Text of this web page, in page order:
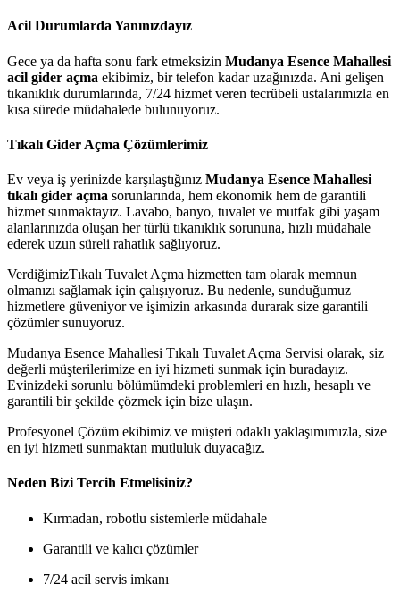
Acil Durumlarda Yanınızdayız
Gece ya da hafta sonu fark etmeksizin Mudanya Esence Mahallesi
acil gider açma ekibimiz, bir telefon kadar uzağınızda. Ani gelişen
tıkanıklık durumlarında, 7/24 hizmet veren tecrübeli ustalarımızla en
kısa sürede müdahalede bulunuyoruz.
Tıkalı Gider Açma Çözümlerimiz
Ev veya iş yerinizde karşılaştığınız Mudanya Esence Mahallesi
tıkalı gider açma sorunlarında, hem ekonomik hem de garantili
hizmet sunmaktayız. Lavabo, banyo, tuvalet ve mutfak gibi yaşam
alanlarınızda oluşan her türlü tıkanıklık sorununa, hızlı müdahale
ederek uzun süreli rahatlık sağlıyoruz.
VerdiğimizTıkalı Tuvalet Açma hizmetten tam olarak memnun
olmanızı sağlamak için çalışıyoruz. Bu nedenle, sunduğumuz
hizmetlere güveniyor ve işimizin arkasında durarak size garantili
çözümler sunuyoruz.
Mudanya Esence Mahallesi Tıkalı Tuvalet Açma Servisi olarak, siz
değerli müşterilerimize en iyi hizmeti sunmak için buradayız.
Evinizdeki sorunlu bölümümdeki problemleri en hızlı, hesaplı ve
garantili bir şekilde çözmek için bize ulaşın.
Profesyonel Çözüm ekibimiz ve müşteri odaklı yaklaşımımızla, size
en iyi hizmeti sunmaktan mutluluk duyacağız.
Neden Bizi Tercih Etmelisiniz?
Kırmadan, robotlu sistemlerle müdahale
Garantili ve kalıcı çözümler
7/24 acil servis imkanı